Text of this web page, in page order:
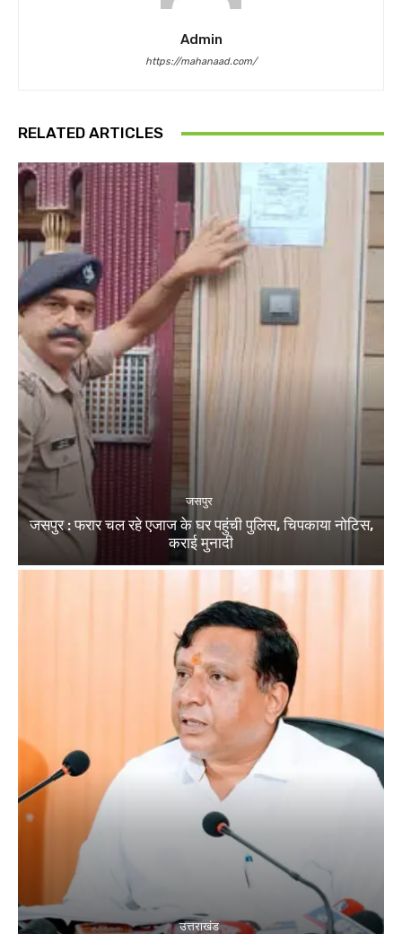
Admin
https://mahanaad.com/
RELATED ARTICLES
जसपुर
जसपुर : फरार चल रहे एजाज के घर पहुंची पुलिस, चिपकाया नोटिस,
कराई मुनादी
उत्तराखंड